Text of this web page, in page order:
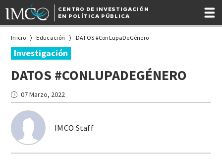
CENTRO DE INVESTIGACIÓN
EN POLÍTICA PÚBLICA
Inicio Educación DATOS #ConLupaDeGénero
Investigación
DATOS #CONLUPADEGÉNERO
IMCO Staff
07 Marzo, 2022